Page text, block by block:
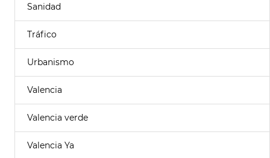
Sanidad
Tráfico
Urbanismo
Valencia
Valencia verde
Valencia Ya